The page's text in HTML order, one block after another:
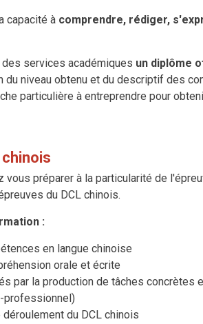
capacité à comprendre, rédiger,
services académiques un diplôme
du niveau obtenu et du descriptif des
particulière à entreprendre pour
vous préparer à la particularité de
du DCL chinois.
:
en langue chinoise
orale et écrite
par la production de tâches concrètes
professionnel)
du DCL chinois